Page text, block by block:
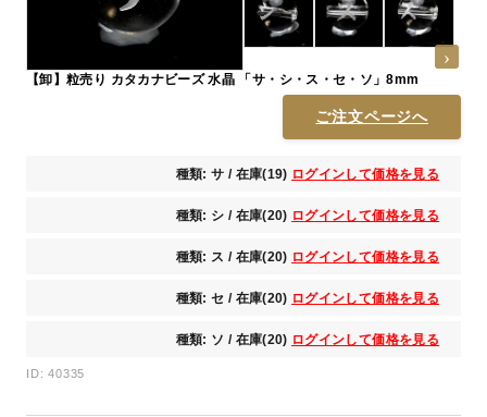
【卸】粒売り カタカナビーズ 水晶 「サ・シ・ス・セ・ソ」8mm
ご注文ページへ
種類: サ / 在庫(19) ログインして価格を見る
種類: シ / 在庫(20) ログインして価格を見る
種類: ス / 在庫(20) ログインして価格を見る
種類: セ / 在庫(20) ログインして価格を見る
種類: ソ / 在庫(20) ログインして価格を見る
ID: 40335